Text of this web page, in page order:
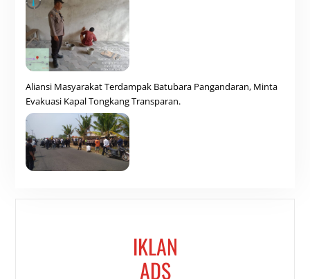
Aliansi Masyarakat Terdampak Batubara Pangandaran, Minta
Evakuasi Kapal Tongkang Transparan.
IKLAN
ADS